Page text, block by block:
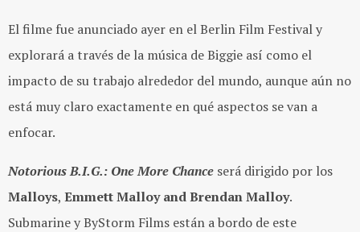
El filme fue anunciado ayer en el Berlin Film Festival y
explorará a través de la música de Biggie así como el
impacto de su trabajo alrededor del mundo, aunque aún no
está muy claro exactamente en qué aspectos se van a
enfocar.
Notorious B.I.G.: One More Chance será dirigido por los
Malloys, Emmett Malloy and Brendan Malloy.
Submarine y ByStorm Films están a bordo de este